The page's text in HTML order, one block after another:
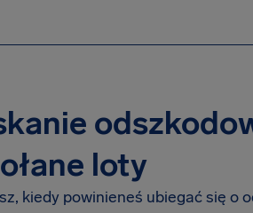
loty
kiedy powinieneś ubiegać się o